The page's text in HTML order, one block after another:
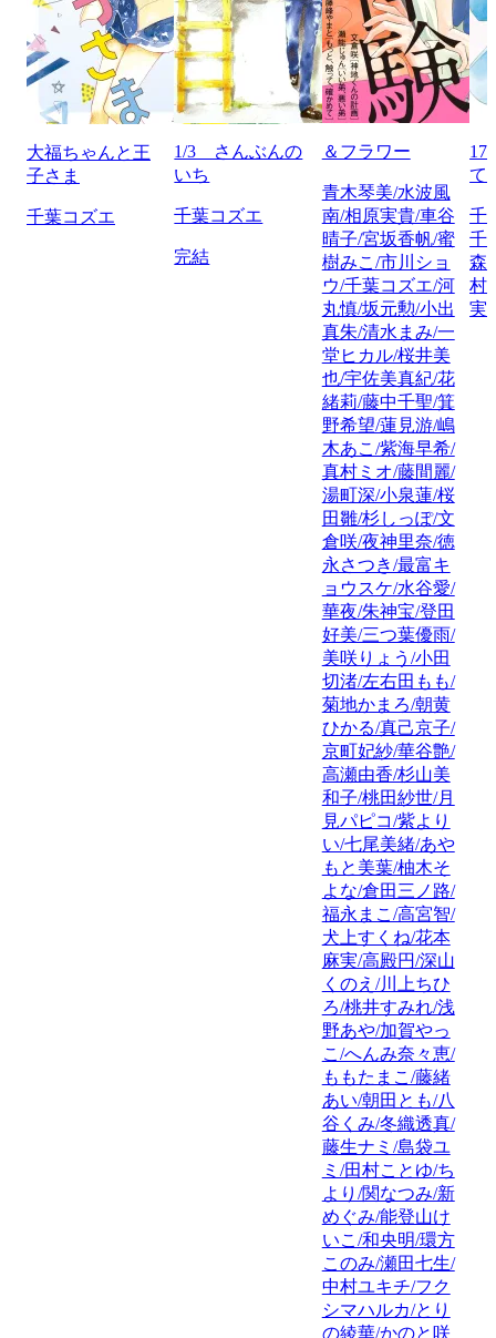
大福ちゃんと王
子さま
千葉コズエ
1/3 さんぶんの
いち
千葉コズエ
完結
＆フラワー
青木琴美/水波風
南/相原実貴/車谷
晴子/宮坂香帆/蜜
樹みこ/市川ショ
ウ/千葉コズエ/河
丸慎/坂元勲/小出
真朱/清水まみ/一
堂ヒカル/桜井美
也/宇佐美真紀/花
緒莉/藤中千聖/箕
野希望/蓮見游/嶋
木あこ/紫海早希/
真村ミオ/藤間麗/
湯町深/小泉蓮/桜
田雛/杉しっぽ/文
倉咲/夜神里奈/徳
永さつき/最富キ
ョウスケ/水谷愛/
華夜/朱神宝/登田
好美/三つ葉優雨/
美咲りょう/小田
切渚/左右田もも/
菊地かまろ/朝黄
ひかる/真己京子/
京町妃紗/華谷艶/
高瀬由香/杉山美
和子/桃田紗世/月
見パピコ/紫より
い/七尾美緒/あや
もと美葉/柚木そ
よな/倉田三ノ路/
福永まこ/高宮智/
犬上すくね/花本
麻実/高殿円/深山
くのえ/川上ちひ
ろ/桃井すみれ/浅
野あや/加賀やっ
こ/へんみ奈々恵/
ももたまこ/藤緒
あい/朝田とも/八
谷くみ/冬織透真/
藤生ナミ/島袋ユ
ミ/田村ことゆ/ち
より/関なつみ/新
めぐみ/能登山け
いこ/和央明/環方
このみ/瀬田七生/
中村ユキチ/フク
シマハルカ/とり
の綾華/かのと咲
17
て
千
千
森
村
実/